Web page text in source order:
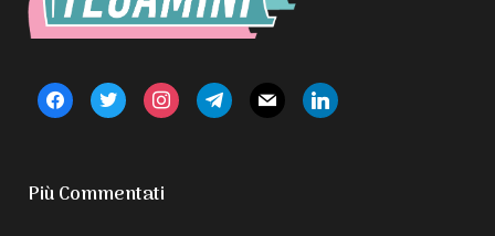
facebooktwitter instagramtelegrammail linkedin
Più Commentati